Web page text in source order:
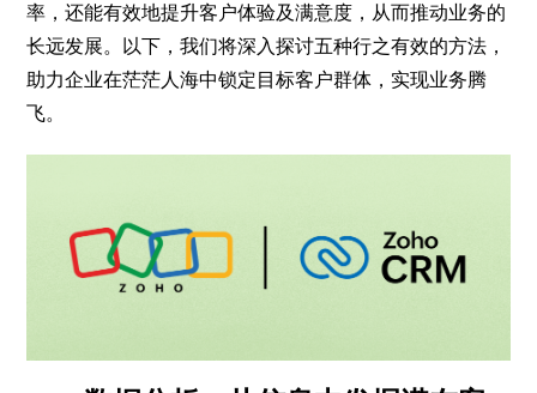
率，还能有效地提升客户体验及满意度，从而推动业务的
长远发展。以下，我们将深入探讨五种行之有效的方法，
助力企业在茫茫人海中锁定目标客户群体，实现业务腾
飞。